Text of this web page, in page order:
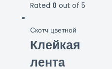
Rated 0 out of 5
Скотч цветной
Клейкая
лента